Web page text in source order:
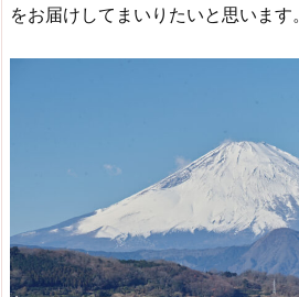
をお届けしてまいりたいと思います。